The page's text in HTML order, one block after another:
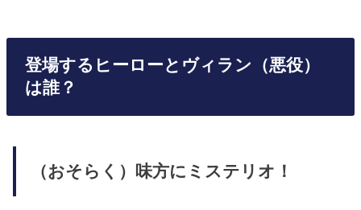
登場するヒーローとヴィラン（悪役）
は誰？
（おそらく）味方にミステリオ！